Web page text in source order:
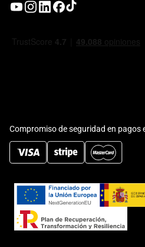
Compromiso de seguridad en pagos